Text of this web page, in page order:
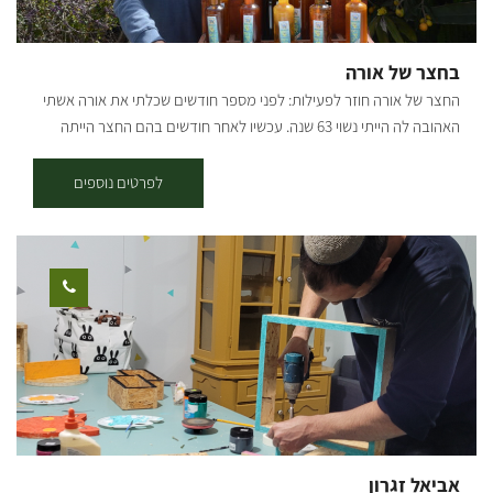
בחצר של אורה
החצר של אורה חוזר לפעילות: לפני מספר חודשים שכלתי את אורה אשתי
האהובה לה הייתי נשוי 63 שנה. עכשיו לאחר חודשים בהם החצר הייתה
אנשים בחיוך ובאהבה. אני שמח לפתוח את החצר ולקבל מבקרים לקבוצות
קטנות ומשפחות בין 4-20 אנשים. הפעילות כוללת: סיור ייחודי מודרך
בבוסתן של 120 עצי פרי מ-80 זנים של פירות אקזוטיים. בליווי סיפור
שורשים אישי ומרתק וסיפור ראשית ההתיישבות בנגב.. * טעמי המטבח
התימני מעשי ידיה של אורה, אותם טעמו אלפי מבקרים לא יוגשו עוד לצערי
אך נמשיך לארח אתכם עם מיץ מפירות הבוסתן ומכירת ליקרים. המקום
סגור בשבתות וחגי ישראל הביקור בתיאום מראש בלבד. אשמח לארח
אתכם
לפרטים נוספים
אביאל זגרון